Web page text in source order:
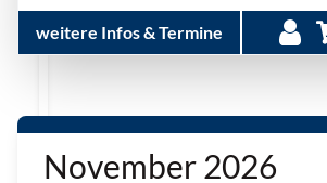
weitere Infos & Termine
November 2026